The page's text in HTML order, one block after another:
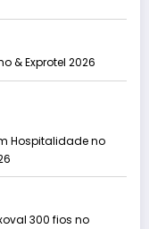
& Exprotel 2026
Hospitalidade no
300 fios no